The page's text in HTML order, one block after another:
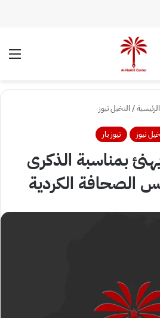
الرئيسية/ النخيل نيوز
نيوز نيوز بار
بمناسبة الذكرى